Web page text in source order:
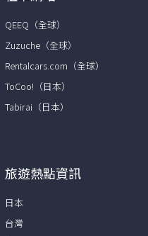
QEEQ（全球）
Zuzuche（全球）
Rentalcars.com（全球）
ToCoo!（日本）
Tabirai（日本）
旅遊熱點資訊
日本
台灣